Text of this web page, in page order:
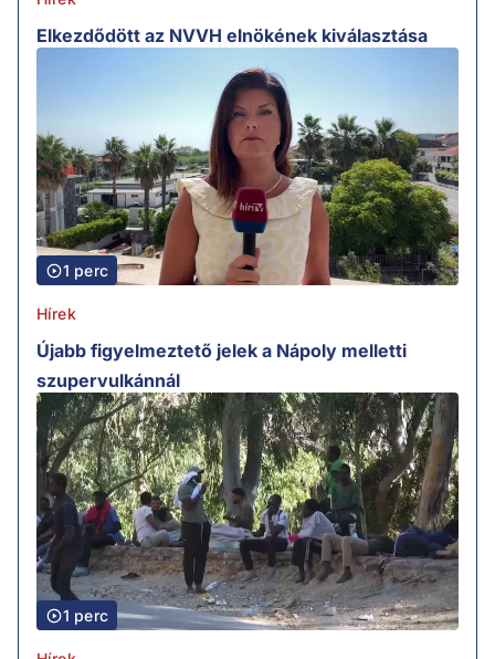
Elkezdődött az NVVH elnökének kiválasztása
1 perc
Hírek
Újabb figyelmeztető jelek a Nápoly melletti
szupervulkánnál
1 perc